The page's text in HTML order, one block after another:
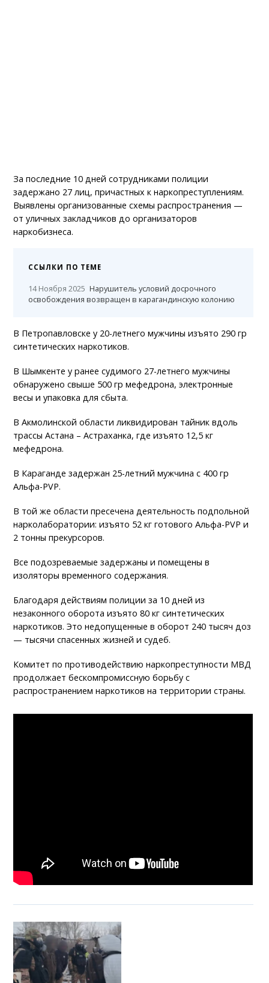
За последние 10 дней сотрудниками полиции
задержано 27 лиц, причастных к наркопреступлениям.
Выявлены организованные схемы распространения —
от уличных закладчиков до организаторов
наркобизнеса.
ССЫЛКИ ПО ТЕМЕ
14 Ноября 2025 Нарушитель условий досрочного
освобождения возвращен в карагандинскую колонию
В Петропавловске у 20-летнего мужчины изъято 290 гр
синтетических наркотиков.
В Шымкенте у ранее судимого 27-летнего мужчины
обнаружено свыше 500 гр мефедрона, электронные
весы и упаковка для сбыта.
В Акмолинской области ликвидирован тайник вдоль
трассы Астана – Астраханка, где изъято 12,5 кг
мефедрона.
В Караганде задержан 25-летний мужчина с 400 гр
Альфа-PVP.
В той же области пресечена деятельность подпольной
нарколаборатории: изъято 52 кг готового Альфа-PVP и
2 тонны прекурсоров.
Все подозреваемые задержаны и помещены в
изоляторы временного содержания.
Благодаря действиям полиции за 10 дней из
незаконного оборота изъято 80 кг синтетических
наркотиков. Это недопущенные в оборот 240 тысяч доз
— тысячи спасенных жизней и судеб.
Комитет по противодействию наркопреступности МВД
продолжает бескомпромиссную борьбу с
распространением наркотиков на территории страны.